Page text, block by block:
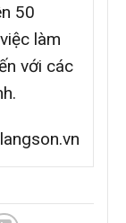
50
làm
với các